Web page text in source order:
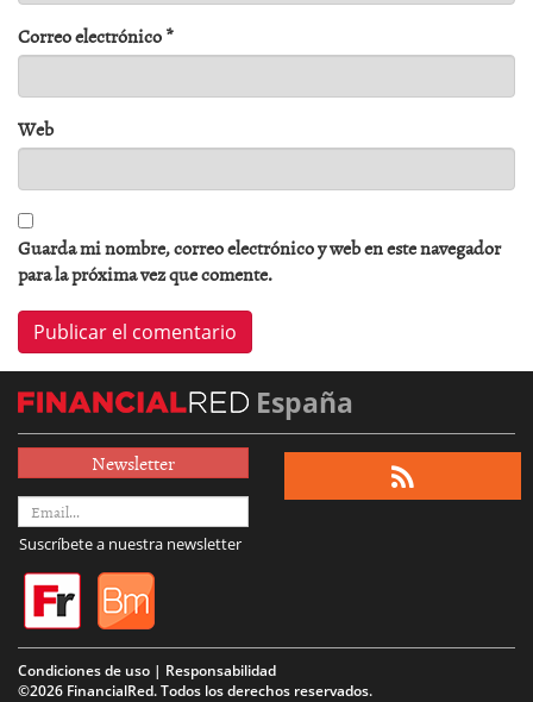
Correo electrónico*
Web
Guarda mi nombre, correo electrónico y web en este navegador
para la próxima vez que comente.
España
Newsletter
Suscríbete a nuestra newsletter
Condiciones de uso | Responsabilidad
©2026 FinancialRed. Todos los derechos reservados.